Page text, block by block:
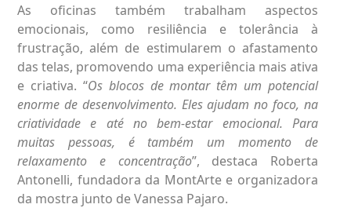
As oficinas também trabalham aspectos
emocionais, como resiliência e tolerância à
frustração, além de estimularem o afastamento
das telas, promovendo uma experiência mais ativa
e criativa. “Os blocos de montar têm um potencial
enorme de desenvolvimento. Eles ajudam no foco, na
criatividade e até no bem-estar emocional. Para
muitas pessoas, é também um momento de
relaxamento e concentração”, destaca Roberta
Antonelli, fundadora da MontArte e organizadora
da mostra junto de Vanessa Pajaro.